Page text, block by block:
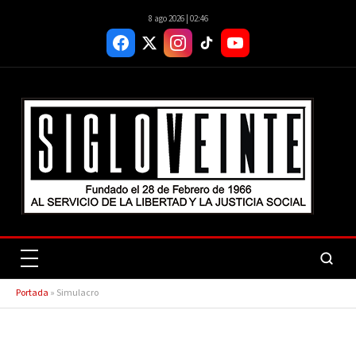
8 ago 2026 | 02:46
Portada » Simulacro